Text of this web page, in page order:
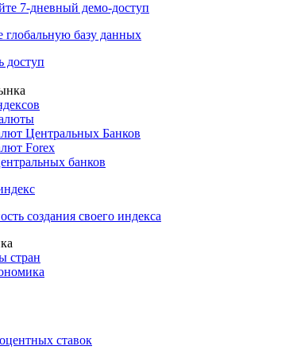
7-дневный демо-доступ
глобальную базу данных
доступ
Центральных Банков
Forex
банков
создания своего индекса
стран
ставок